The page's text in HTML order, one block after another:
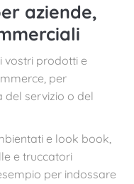
aziende,
vostri prodotti e
per
del servizio o del
e look book,
e truccatori
per indossare